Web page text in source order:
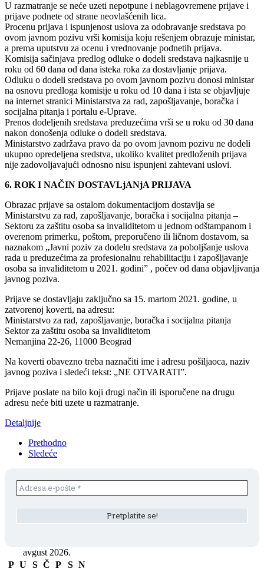
U razmatranje se neće uzeti nepotpune i neblagovremene prijave i
prijave podnete od strane neovlašćenih lica.
Procenu prijava i ispunjenost uslova za odobravanje sredstava po
ovom javnom pozivu vrši komisija koju rešenjem obrazuje ministar,
a prema uputstvu za ocenu i vrednovanje podnetih prijava.
Komisija sačinjava predlog odluke o dodeli sredstava najkasnije u
roku od 60 dana od dana isteka roka za dostavljanje prijava.
Odluku o dodeli sredstava po ovom javnom pozivu donosi ministar
na osnovu predloga komisije u roku od 10 dana i ista se objavljuje
na internet stranici Ministarstva za rad, zapošljavanje, boračka i
socijalna pitanja i portalu e-Uprave.
Prenos dodeljenih sredstava preduzećima vrši se u roku od 30 dana
nakon donošenja odluke o dodeli sredstava.
Ministarstvo zadržava pravo da po ovom javnom pozivu ne dodeli
ukupno opredeljena sredstva, ukoliko kvalitet predloženih prijava
nije zadovoljavajući odnosno nisu ispunjeni zahtevani uslovi.
6. ROK I NAČIN DOSTAVLjANjA PRIJAVA
Obrazac prijave sa ostalom dokumentacijom dostavlja se
Ministarstvu za rad, zapošljavanje, boračka i socijalna pitanja –
Sektoru za zaštitu osoba sa invaliditetom u jednom odštampanom i
overenom primerku, poštom, preporučeno ili ličnom dostavom, sa
naznakom „Javni poziv za dodelu sredstava za poboljšanje uslova
rada u preduzećima za profesionalnu rehabilitaciju i zapošljavanje
osoba sa invaliditetom u 2021. godini” , počev od dana objavljivanja
javnog poziva.
Prijave se dostavljaju zaključno sa 15. martom 2021. godine, u
zatvorenoj koverti, na adresu:
Ministarstvo za rad, zapošljavanje, boračka i socijalna pitanja
Sektor za zaštitu osoba sa invaliditetom
Nemanjina 22-26, 11000 Beograd
Na koverti obavezno treba naznačiti ime i adresu pošiljaoca, naziv
javnog poziva i sledeći tekst: „NE OTVARATI”.
Prijave poslate na bilo koji drugi način ili isporučene na drugu
adresu neće biti uzete u razmatranje.
Detaljnije
Prethodno
Sledeće
avgust 2026.
P U S Č P S N